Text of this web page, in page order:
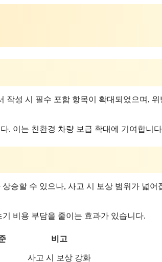
성 시 필수 포함 항목이 확대되었으며, 위
. 이는 친환경 차량 보급 확대에 기여합니
승할 수 있으나, 사고 시 보상 범위가 넓어
비용 부담을 줄이는 효과가 있습니다.
비고
사고 시 보상 강화